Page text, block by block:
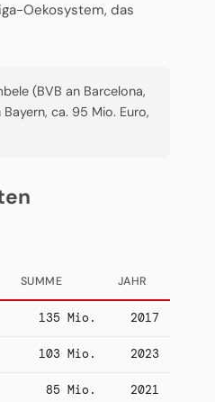
Oekosystem, das
(BVB an Barcelona,
ca. 95 Mio. Euro,
SUMME JAHR
135 Mio. 2017
103 Mio. 2023
85 Mio. 2021